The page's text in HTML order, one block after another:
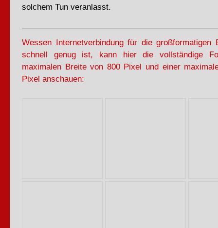
solchem Tun veranlasst.
Wessen Internetverbindung für die großformatigen
schnell genug ist, kann hier die vollständige
maximalen Breite von 800 Pixel und einer
Pixel anschauen: